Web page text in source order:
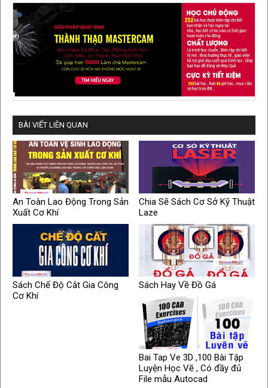
BÀI VIẾT LIÊN QUAN
An Toàn Lao Động Trong Sản
Xuất Cơ Khí
Chia Sẽ Sách Cơ Sở Kỹ Thuật
Laze
Sách Chế Độ Cắt Gia Công
Cơ Khí
Sách Hay Về Đồ Gá
Bai Tap Ve 3D ,100 Bài Tập
Luyện Học Vẽ , Có đầy đủ
File mẫu Autocad